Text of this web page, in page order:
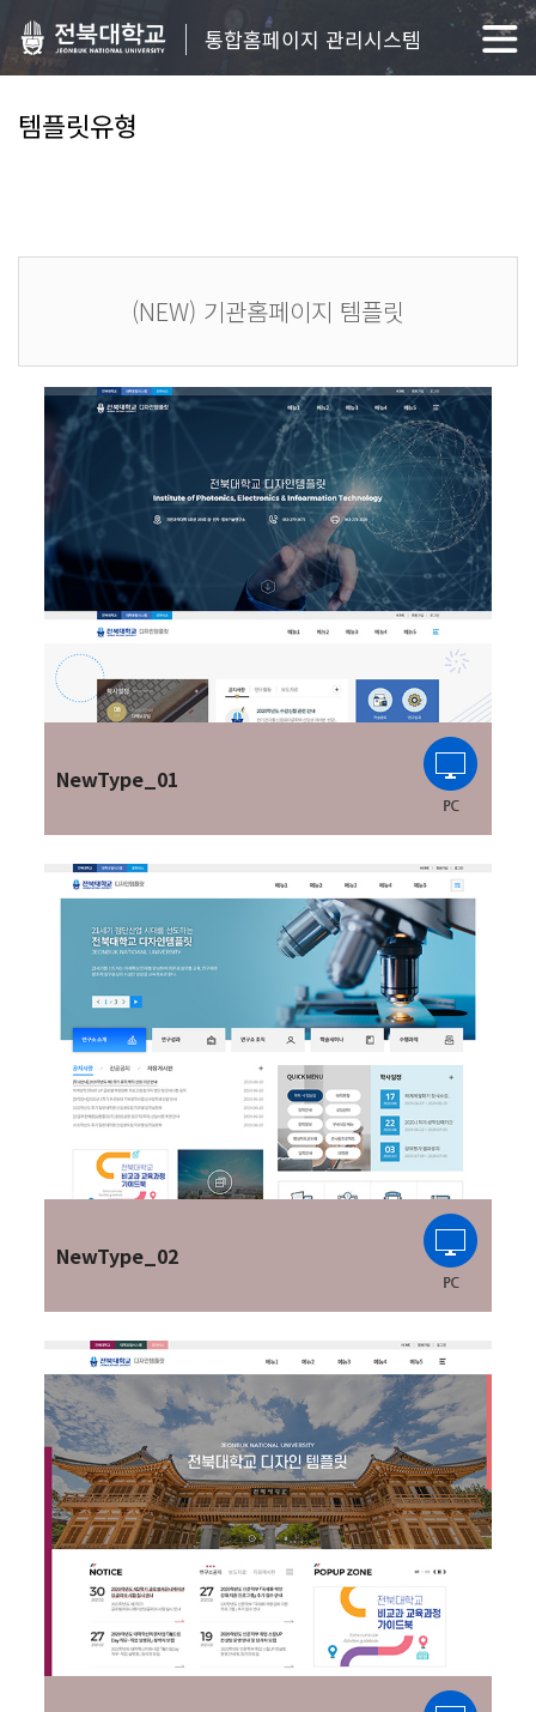
통합홈페이지 관리시스템
템플릿유형
(NEW) 기관홈페이지 템플릿
NewType_01
NewType_02